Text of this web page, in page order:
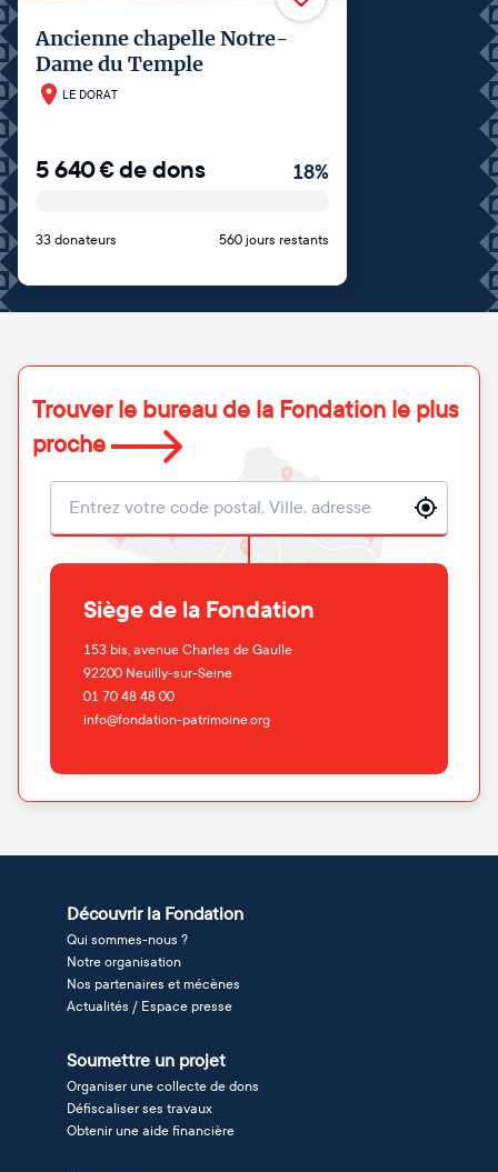
Ancienne chapelle Notre-
Dame du Temple
LE DORAT
5 640€de dons 18%
33 donateurs 560 jours restants
Trouver le bureau de la Fondation le plus
proche
Localisation
Siège de la Fondation
153 bis, avenue Charles de Gaulle
92200 Neuilly-sur-Seine
01 70 48 48 00
info@fondation-patrimoine.org
Découvrir la Fondation
Qui sommes-nous ?
Notre organisation
Nos partenaires et mécènes
Actualités / Espace presse
Soumettre un projet
Organiser une collecte de dons
Défiscaliser ses travaux
Obtenir une aide financière